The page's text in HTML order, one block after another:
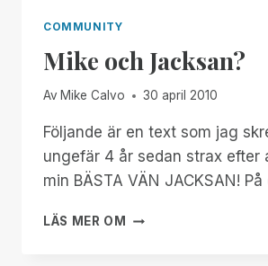
COMMUNITY
Mike och Jacksan?
Av Mike Calvo 30 april 2010
Följande är en text som jag
ungefär 4 år sedan strax efter
min BÄSTA VÄN JACKSAN! På
LÄS MER OM
MIKE